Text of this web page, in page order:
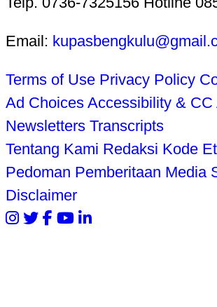
Email:
Terms of Use Privacy Policy
Ad Choices Accessibility & CC
Newsletters Transcripts
Tentang Kami Redaksi Kode
Pedoman Pemberitaan Media
Disclaimer